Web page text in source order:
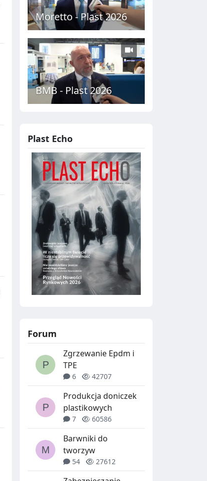
Moretto - Plast 2026
BMB - Plast 2026
Plast Echo
Forum
Zgrzewanie Epdm i
TPE
6 42707
Produkcja doniczek
plastikowych
7 60586
Barwniki do
tworzyw
54 27612